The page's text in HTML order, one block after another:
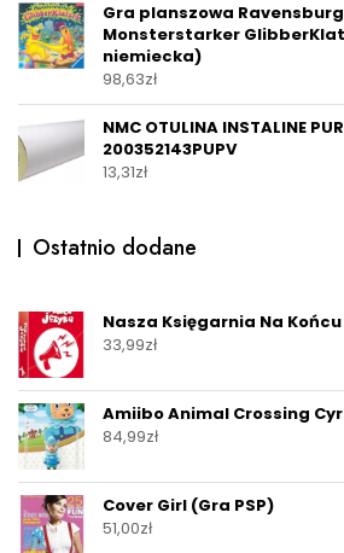
Gra planszowa
Monsterstarker
niemiecka)
98,63zł
NMC OTULINA INSTALINE
200352143PUPV
13,31zł
Ostatnio dodane
Nasza Księgarnia Na
33,99zł
Amiibo Animal Crossing
84,99zł
Cover Girl (Gra PSP)
51,00zł